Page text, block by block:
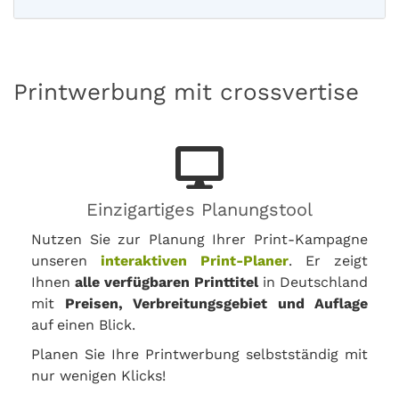
Printwerbung mit crossvertise
Einzigartiges Planungstool
Nutzen Sie zur Planung Ihrer Print-Kampagne
unseren interaktiven Print-Planer. Er zeigt
Ihnen alle verfügbaren Printtitelin Deutschland
mit Preisen, Verbreitungsgebiet und Auflage
auf einen Blick.
Planen Sie Ihre Printwerbung selbstständig mit
nur wenigen Klicks!